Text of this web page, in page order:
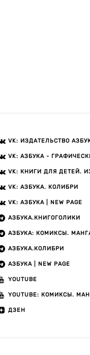
VK: ИЗДАТЕЛЬСТВО
VK: АЗБУКА -
VK: КНИГИ ДЛЯ ДЕТЕЙ.
VK: АЗБУКА. КОЛИБРИ
VK: АЗБУКА | NEW PAGE
АЗБУКА.КНИГОГОЛИКИ
АЗБУКА: КОМИКСЫ.
АЗБУКА.КОЛИБРИ
АЗБУКА | NEW PAGE
YOUTUBE
YOUTUBE: КОМИКСЫ.
ДЗЕН